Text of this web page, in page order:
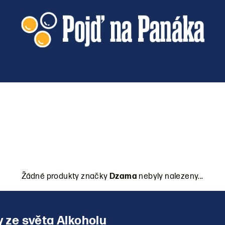
Žádné produkty značkyDzama nebyly nalezeny...